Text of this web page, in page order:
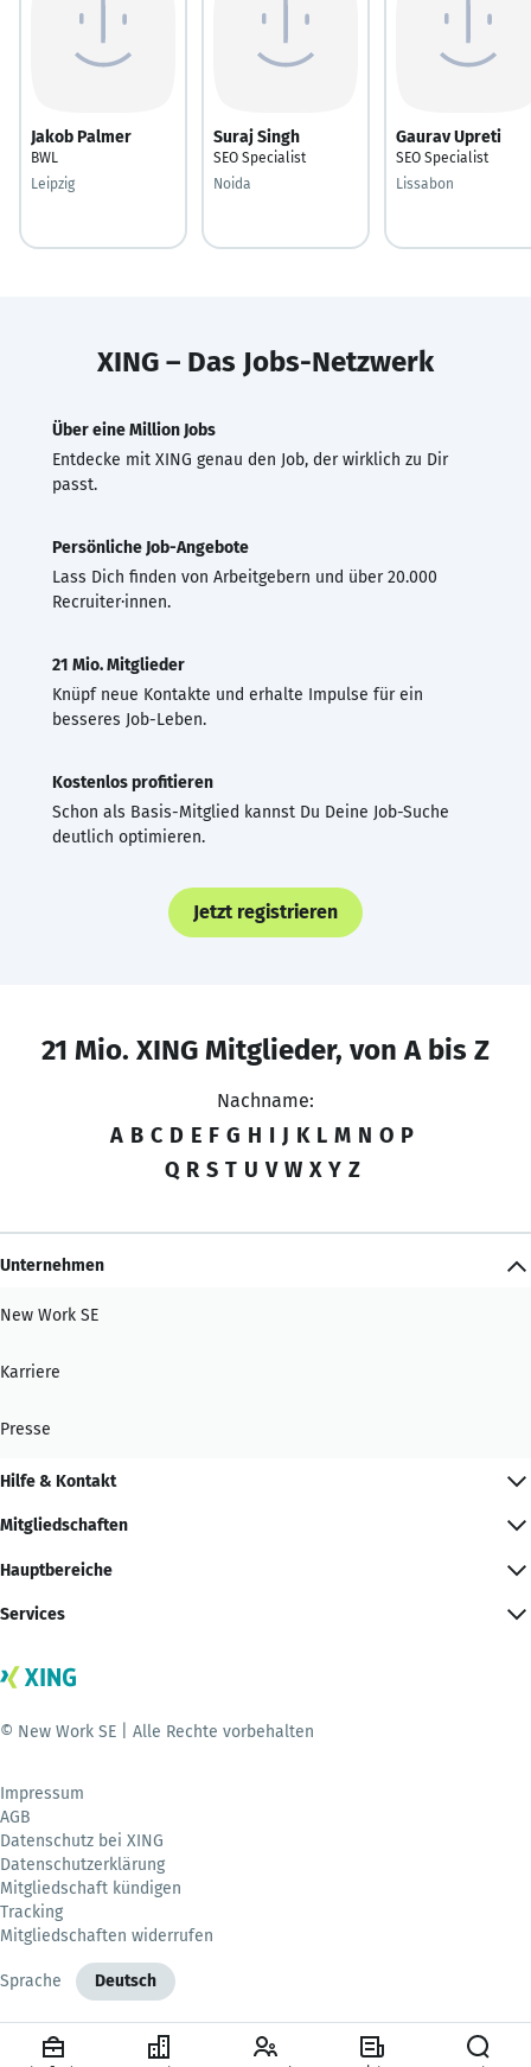
Jakob Palmer
BWL
Leipzig
Suraj Singh
SEO Specialist
Noida
Gaurav Upreti
SEO Specialist
Lissabon
XING – Das Jobs-Netzwerk
Über eine Million Jobs
Entdecke mit XING genau den Job, der wirklich zu Dir
passt.
Persönliche Job-Angebote
Lass Dich finden von Arbeitgebern und über 20.000
Recruiter·innen.
21 Mio. Mitglieder
Knüpf neue Kontakte und erhalte Impulse für ein
besseres Job-Leben.
Kostenlos profitieren
Schon als Basis-Mitglied kannst Du Deine Job-Suche
deutlich optimieren.
Jetzt registrieren
21 Mio. XING Mitglieder, von A bis Z
Nachname:
A B C D E F G H I J K L M N O P
Q R S T U V W X Y Z
Unternehmen
New Work SE
Karriere
Presse
Hilfe & Kontakt
Mitgliedschaften
Hauptbereiche
Services
© New Work SE | Alle Rechte vorbehalten
Impressum
AGB
Datenschutz bei XING
Datenschutzerklärung
Mitgliedschaft kündigen
Tracking
Mitgliedschaften widerrufen
Sprache Deutsch